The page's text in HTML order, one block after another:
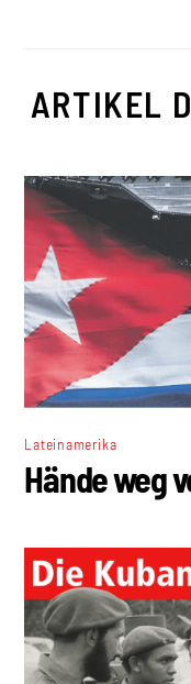
ARTIKEL
Lateinamerika
Hände weg